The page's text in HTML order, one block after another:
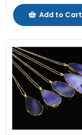
Add to Cart